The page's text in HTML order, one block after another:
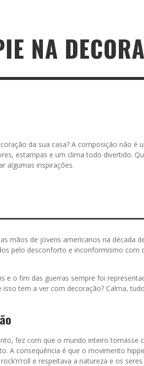
NA
da sua casa? A composição não é
estampas e um clima todo divertido.
algumas inspirações.
mãos de jovens americanos na década
pelo desconforto e inconformismo com
e o fim das guerras sempre foi
isso tem a ver com decoração? Calma,
fez com que o mundo inteiro tomasse
A consequência é que o movimento
e respeitava a natureza e os